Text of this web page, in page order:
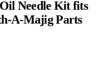
Needle Kit fits
A-Majig Parts